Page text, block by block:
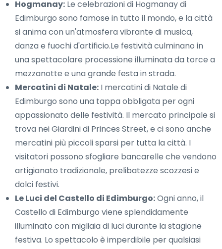
Hogmanay: Le celebrazioni di Hogmanay di
Edimburgo sono famose in tutto il mondo, e la città
si anima con un'atmosfera vibrante di musica,
danza e fuochi d'artificio.Le festività culminano in
una spettacolare processione illuminata da torce a
mezzanotte e una grande festa in strada.
Mercatini di Natale: I mercatini di Natale di
Edimburgo sono una tappa obbligata per ogni
appassionato delle festività. Il mercato principale si
trova nei Giardini di Princes Street, e ci sono anche
mercatini più piccoli sparsi per tutta la città. I
visitatori possono sfogliare bancarelle che vendono
artigianato tradizionale, prelibatezze scozzesi e
dolci festivi.
Le Luci del Castello di Edimburgo:Ogni anno, il
Castello di Edimburgo viene splendidamente
illuminato con migliaia di luci durante la stagione
festiva. Lo spettacolo è imperdibile per qualsiasi